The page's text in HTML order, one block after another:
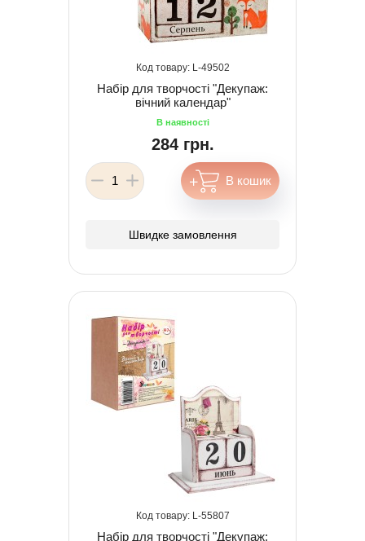
49502
Набір для творчості "Декупаж:
вічний календар"
284 грн.
Швидке замовлення
55807
Набір для творчості "Декупаж: